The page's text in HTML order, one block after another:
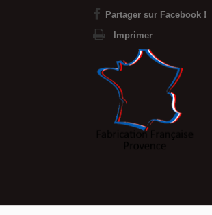
Partager sur Facebook !
Imprimer